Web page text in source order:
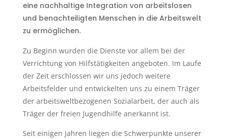
eine nachhaltige Integration von arbeitslosen
und benachteiligten Menschen in die Arbeitswelt
zu ermöglichen.
Zu Beginn wurden die Dienste vor allem bei der
Verrichtung von Hilfstätigkeiten angeboten. Im Laufe
der Zeit erschlossen wir uns jedoch weitere
Arbeitsfelder und entwickelten uns zu einem Träger
der arbeitsweltbezogenen Sozialarbeit, der auch als
Träger der freien Jugendhilfe anerkannt ist.
Seit einigen Jahren liegen die Schwerpunkte unserer